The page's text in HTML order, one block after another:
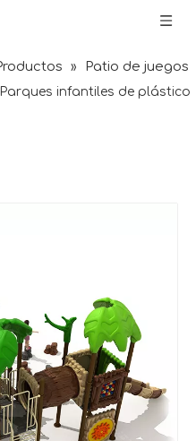
»
Patio de juegos
Parques infantiles de plástico